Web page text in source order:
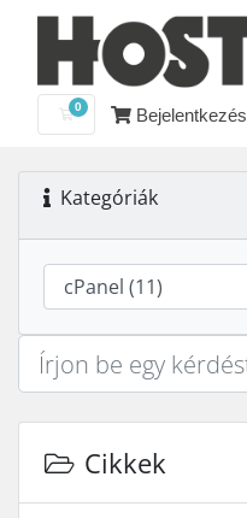
0
BevásárlókosárBejelentkezés
Kategóriák
Cikkek